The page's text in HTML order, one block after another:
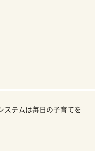
ステムは毎日の子育てを